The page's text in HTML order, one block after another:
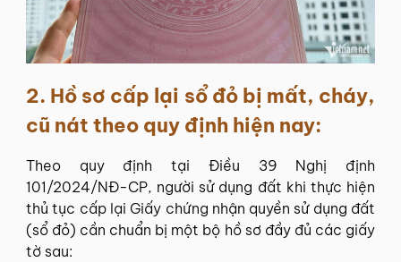
2. Hồ sơ cấp lại sổ đỏ bị mất, cháy,
cũ nát theo quy định hiện nay:
Theo quy định tại Điều 39 Nghị định
101/2024/NĐ-CP, người sử dụng đất khi thực hiện
thủ tục cấp lại Giấy chứng nhận quyền sử dụng đất
(sổ đỏ) cần chuẩn bị một bộ hồ sơ đầy đủ các giấy
tờ sau: